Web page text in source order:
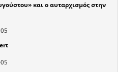
και ο αυταρχισμός στην